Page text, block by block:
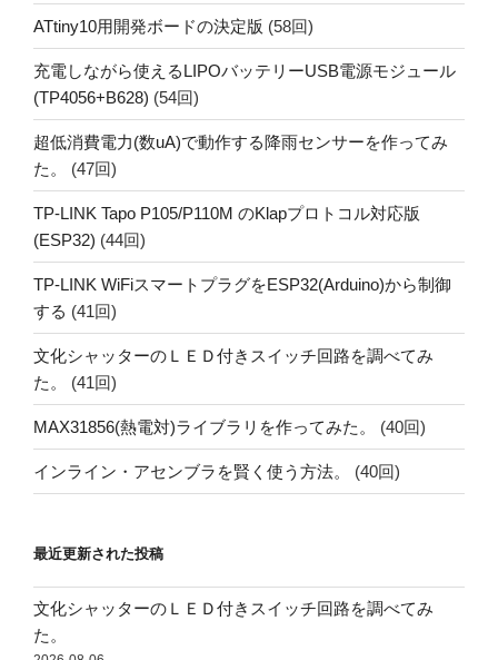
ATtiny10用開発ボードの決定版 (58回)
充電しながら使えるLIPOバッテリーUSB電源モジュール
(TP4056+B628) (54回)
超低消費電力(数uA)で動作する降雨センサーを作ってみ
た。
(47回)
TP-LINK Tapo P105/P110M のKlapプロトコル対応版
(ESP32) (44回)
TP-LINK WiFiスマートプラグをESP32(Arduino)から制御
する (41回)
文化シャッターのＬＥＤ付きスイッチ回路を調べてみ
た。
(41回)
MAX31856(熱電対)ライブラリを作ってみた。 (40回)
インライン・アセンブラを賢く使う方法。 (40回)
最近更新された投稿
文化シャッターのＬＥＤ付きスイッチ回路を調べてみ
た。